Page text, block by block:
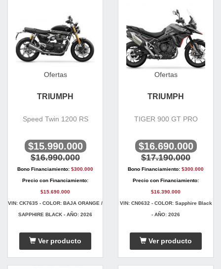
Ofertas
TRIUMPH
Speed Twin 1200 RS
$15.990.000
$16.990.000
Bono Financiamiento: $300.000
Precio con Financiamiento:
$15.690.000
VIN: CK7635 - COLOR: BAJA ORANGE /
SAPPHIRE BLACK - AÑO: 2026
Ver producto
Ofertas
TRIUMPH
TIGER 900 GT PRO
$16.690.000
$17.190.000
Bono Financiamiento: $300.000
Precio con Financiamiento:
$16.390.000
VIN: CN0632 - COLOR: Sapphire Black
- AÑO: 2026
Ver producto